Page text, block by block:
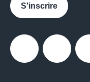
S'inscrire
Facebook Instagram